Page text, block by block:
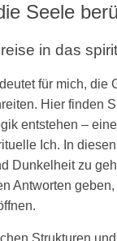
Seele
in das
für mich, die
Hier finden
entstehen –
Ich. In
Dunkelheit zu
Antworten
Strukturen